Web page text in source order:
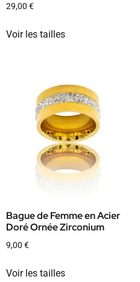
29,00 €
Voir les tailles
Bague de Femme en Acier
Doré Ornée Zirconium
9,00 €
Voir les tailles